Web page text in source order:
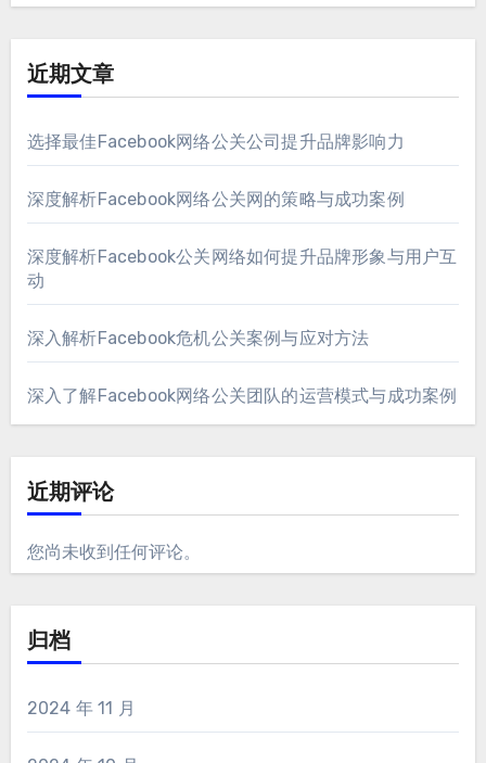
近期文章
选择最佳Facebook网络公关公司提升品牌影响力
深度解析Facebook网络公关网的策略与成功案例
深度解析Facebook公关网络如何提升品牌形象与用户互
动
深入解析Facebook危机公关案例与应对方法
深入了解Facebook网络公关团队的运营模式与成功案例
近期评论
您尚未收到任何评论。
归档
2024 年 11 月